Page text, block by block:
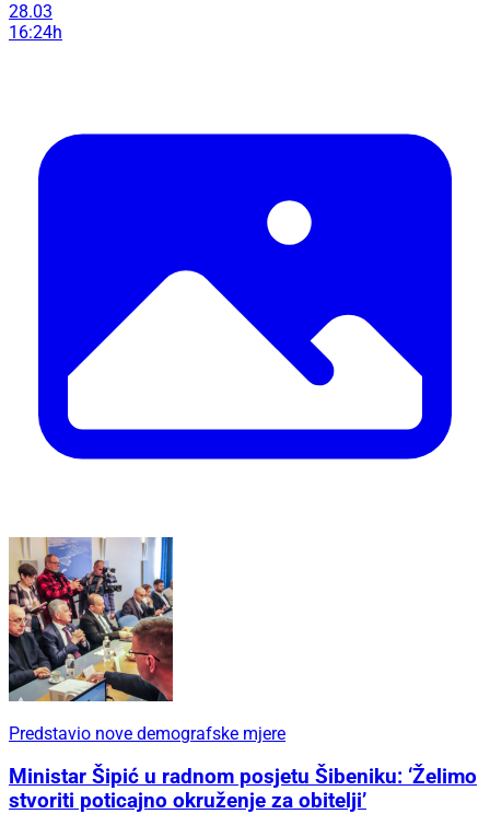
28.03
16:24h
Predstavio nove demografske mjere
Ministar Šipić u radnom posjetu Šibeniku: ‘Želimo
stvoriti poticajno okruženje za obitelji’